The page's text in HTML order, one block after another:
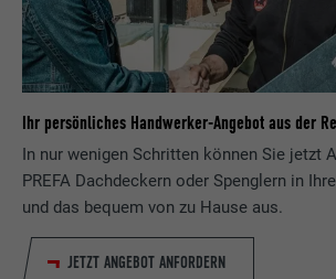
Ihr persönliches Handwerker-Angebot aus der
In nur wenigen Schritten können Sie jetzt
PREFA Dachdeckern oder Spenglern in
und das bequem von zu Hause aus.
JETZT ANGEBOT ANFORDERN
Zweck
wird, um statistische
Besucher die Website
Anbieter Google Optimize
Laufzeit 90 Tage
Wird testweise gesetzt, um
Anbieter ads.linkedin.com
Laufzeit Sitzung
Zweck
Speichert die vom
Sprach version einer
Name lang
Anbieter LinkedIn